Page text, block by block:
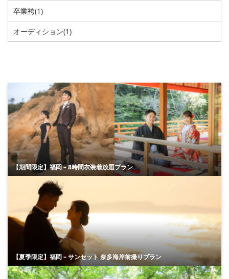
卒業袴(1)
オーディション(1)
【期間限定】福岡 – 8時間衣装着放題プラン
【夏季限定】福岡 – サンセット 奈多海岸前撮りプラン